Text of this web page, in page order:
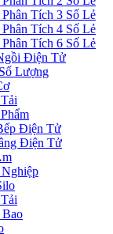
Phân Tích 3 Số Lẻ
Phân Tích 4 Số Lẻ
Phân Tích 6 Số Lẻ
Điện Tử
Lượng
Điện Tử
Điện Tử